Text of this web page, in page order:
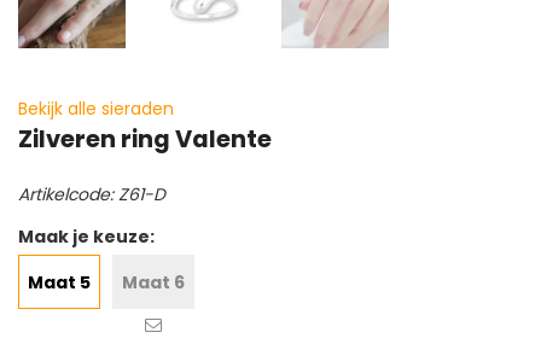
Bekijk alle sieraden
Zilveren ring Valente
Artikelcode: Z61-D
Maak je keuze:
Maat 5
Maat 6